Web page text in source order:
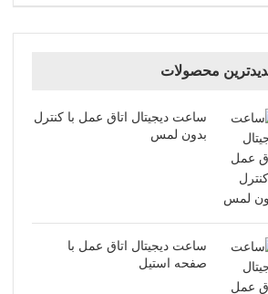
محصولات
ساعت دیجیتال اتاق عمل با کنترل
بدون لمس
ساعت دیجیتال اتاق عمل با
صفحه استیل